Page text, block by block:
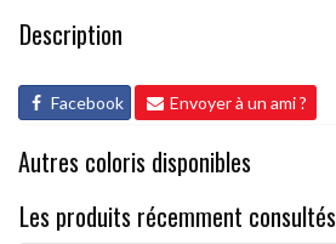
Description
Facebook Envoyer à un ami ?
Autres coloris disponibles
Les produits récemment consultés